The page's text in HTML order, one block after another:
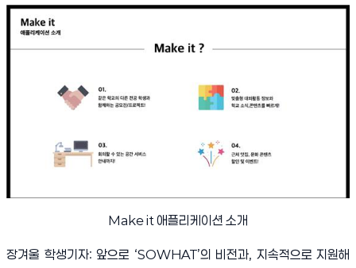
Make it애플리케이션 소개
장겨울 학생기자: 앞으로 ‘SOWHAT’의 비전과, 지속적으로 지원해